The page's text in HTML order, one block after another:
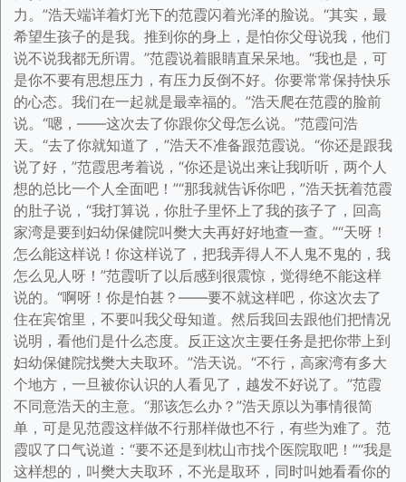
力。”浩天端详着灯光下的范霞闪着光泽的脸说。“其实，最
希望生孩子的是我。推到你的身上，是怕你父母说我，他们
说不说我都无所谓。”范霞说着眼睛直呆呆地。“我也是，可
是你不要有思想压力，有压力反倒不好。你要常常保持快乐
的心态。我们在一起就是最幸福的。”浩天爬在范霞的脸前
说。“嗯，——这次去了你跟你父母怎么说。”范霞问浩
天。“去了你就知道了，”浩天不准备跟范霞说。“你还是跟我
说了好，”范霞思考着说，“你还是说出来让我听听，两个人
想的总比一个人全面吧！”“那我就告诉你吧，”浩天抚着范霞
的肚子说，“我打算说，你肚子里怀上了我的孩子了，回高
家湾是要到妇幼保健院叫樊大夫再好好地查一查。”“天呀！
怎么能这样说！你这样说了，把我弄得人不人鬼不鬼的，我
怎么见人呀！”范霞听了以后感到很震惊，觉得绝不能这样
说的。“啊呀！你是怕甚？——要不就这样吧，你这次去了
住在宾馆里，不要叫我父母知道。然后我回去跟他们把情况
说明，看他们是什么态度。反正这次主要任务是把你带上到
妇幼保健院找樊大夫取环。”浩天说。“不行，高家湾有多大
个地方，一旦被你认识的人看见了，越发不好说了。”范霞
不同意浩天的主意。“那该怎么办？”浩天原以为事情很简
单，可是见范霞这样做不行那样做也不行，有些为难了。范
霞叹了口气说道：“要不还是到枕山市找个医院取吧！”“我是
这样想的，叫樊大夫取环，不光是取环，同时叫她看看你的